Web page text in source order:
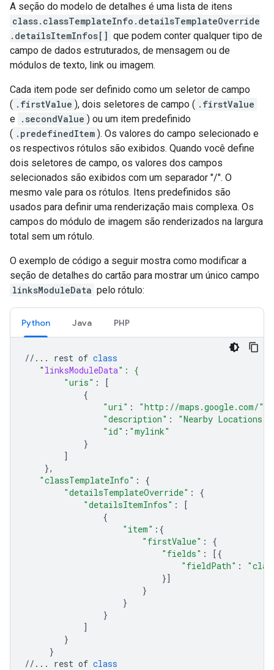
A seção do modelo de detalhes é uma lista de itens
class.classTemplateInfo.detailsTemplateOverride
.detailsItemInfos[] que podem conter qualquer tipo de
campo de dados estruturados, de mensagem ou de
módulos de texto, link ou imagem.
Cada item pode ser definido como um seletor de campo
( .firstValue ), dois seletores de campo ( .firstValue
e .secondValue ) ou um item predefinido
( .predefinedItem ). Os valores do campo selecionado e
os respectivos rótulos são exibidos. Quando você define
dois seletores de campo, os valores dos campos
selecionados são exibidos com um separador "/". O
mesmo vale para os rótulos. Itens predefinidos são
usados para definir uma renderização mais complexa. Os
campos do módulo de imagem são renderizados na largura
total sem um rótulo.
O exemplo de código a seguir mostra como modificar a
seção de detalhes do cartão para mostrar um único campo
linksModuleData pelo rótulo:
Python Java PHP
//... rest of class
" linksModuleData": {
"uris" :
[
{
"uri" : "http://maps.google.com/"
"description" : "Nearby Locations"
"id" : "mylink"
}
]
},
"classTemplateInfo" :
{
"detailsTemplateOverride" :
{
"detailsItemInfos" :
[
{
"item" :{
"firstValue" :
{
"fields" :
[{
"fieldPath" :
}]
}
}
}
]
}
}
//...
rest of class